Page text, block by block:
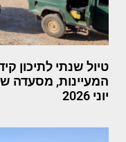
טיול שנתי לתיכון
המעיינות, מסעדה
יוני 2026